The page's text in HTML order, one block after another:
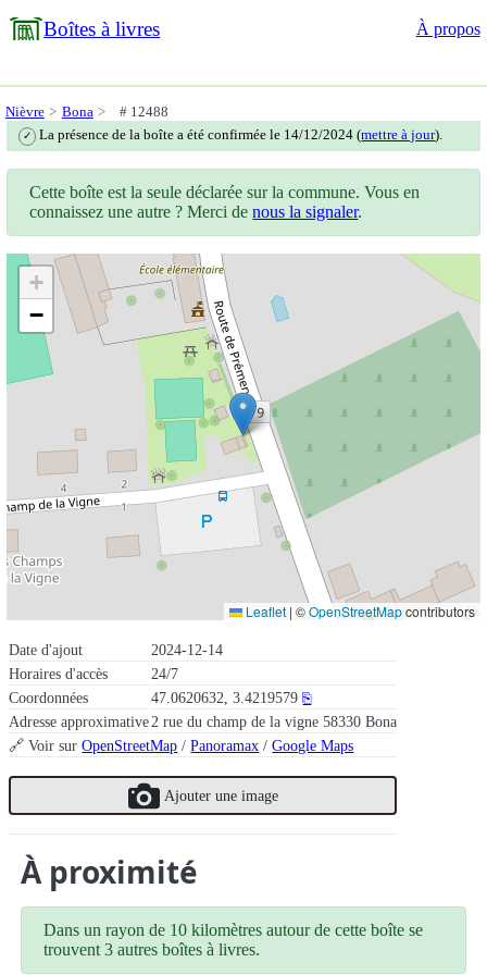
Boîtes à livres À propos
Nièvre Bona # 12488
✓ La présence de la boîte a été confirmée le 14/12/2024 (mettre à jour).
Date d'ajout
2024-12-14
Horaires d'accès
24/7
Coordonnées
47.0620632, 3.4219579 ⎘
Adresse approximative2 rue du champ de la vigne 58330 Bona
🔗 Voir surOpenStreetMap /Panoramax /Google Maps
Ajouter une image
Cette boîte est la seule déclarée sur la commune. Vous en
connaissez une autre ? Merci denous la signaler.
+
−
Leaflet | ©OpenStreetMapcontributors
À proximité
Dans un rayon de 10 kilomètres autour de cette boîte se
trouvent 3 autres boîtes à livres.